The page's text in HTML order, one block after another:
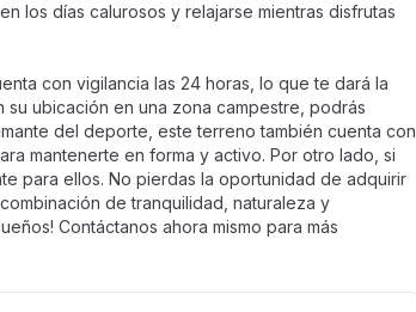
los días calurosos y relajarse mientras disfrutas
con vigilancia las 24 horas, lo que te dará la
ubicación en una zona campestre, podrás
del deporte, este terreno también cuenta con
mantenerte en forma y activo. Por otro lado, si
para ellos. No pierdas la oportunidad de adquirir
de tranquilidad, naturaleza y
Contáctanos ahora mismo para más